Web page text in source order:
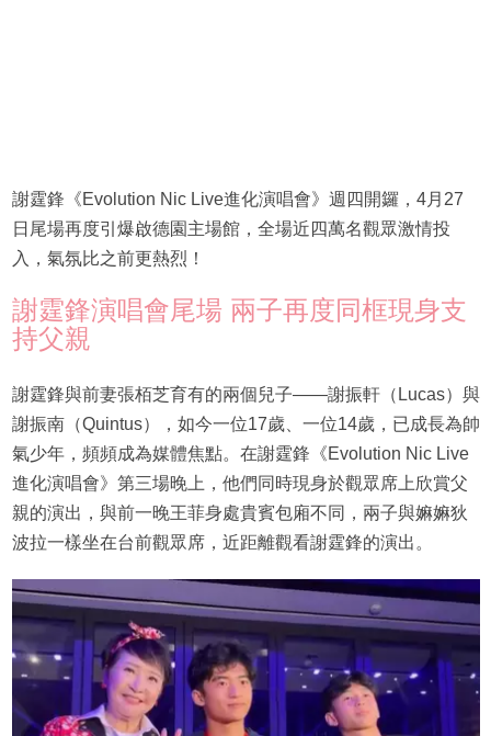
謝霆鋒《Evolution Nic Live進化演唱會》週四開鑼，4月27
日尾場再度引爆啟德園主場館，全場近四萬名觀眾激情投
入，氣氛比之前更熱烈！
謝霆鋒演唱會尾場 兩子再度同框現身支
持父親
謝霆鋒與前妻張栢芝育有的兩個兒子——謝振軒（Lucas）與
謝振南（Quintus），如今一位17歲、一位14歲，已成長為帥
氣少年，頻頻成為媒體焦點。在謝霆鋒《Evolution Nic Live
進化演唱會》第三場晚上，他們同時現身於觀眾席上欣賞父
親的演出，與前一晚王菲身處貴賓包廂不同，兩子與嫲嫲狄
波拉一樣坐在台前觀眾席，近距離觀看謝霆鋒的演出。